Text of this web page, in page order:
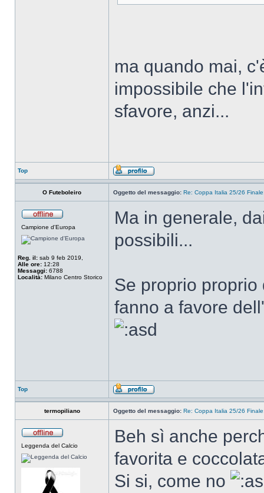
ma quando mai,
impossibile che
sfavore, anzi...
Top
O Futeboleiro Oggetto del messaggio: Re: Coppa Italia 25/26
Campione d'Europa
Reg. il: sab 9 feb 2019,
Alle ore: 12:28
Messaggi: 6788
Località: Milano Centro Storico
Ma in generale,
possibili...
Se proprio
fanno a favore
Top
termopiliano Oggetto del messaggio: Re: Coppa Italia 25/26
Leggenda del Calcio
Beh sì anche
favorita e
Si si, come no